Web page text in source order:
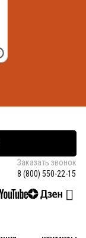
Заказать звонок
8 (800) 550-22-15